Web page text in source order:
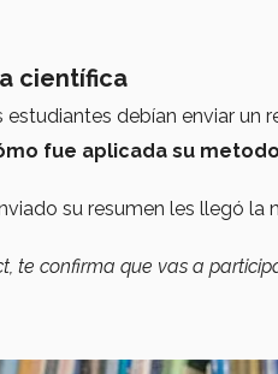
científica
debían enviar un
fue aplicada su
su resumen les llegó
, te confirma que vas a